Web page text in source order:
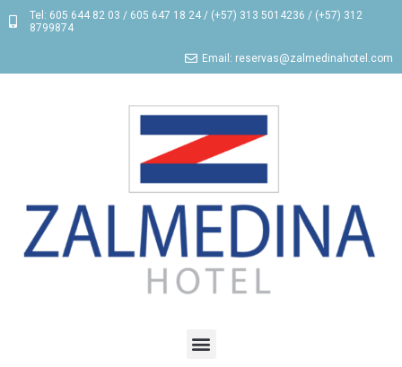
Tel: 605 644 82 03 / 605 647 18 24 / (+57) 313 5014236 / (+57) 312
8799874
Email: reservas@zalmedinahotel.com